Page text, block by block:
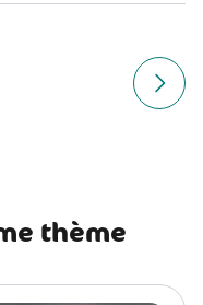
caractère, Article
thème